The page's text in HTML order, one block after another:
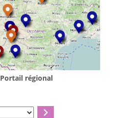
Portail régional